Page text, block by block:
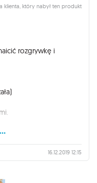
klienta, który nabył ten produkt
rozgrywkę i
dodać
minidodatki z serii
postaci.
16.12.2019 12:15